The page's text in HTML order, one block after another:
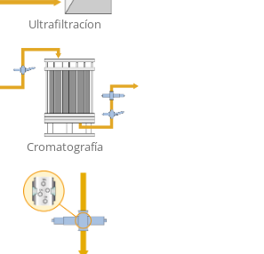
Ultrafiltracíon
Cromatografía